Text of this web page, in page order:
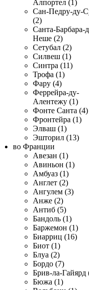
Алпортел (1)
Сан-Педру-ду-
(2)
Санта-Барбара-
Неше (2)
Сетубал (2)
Силвеш (1)
Синтра (11)
Трофа (1)
Фару (4)
Феррейра-ду-
Алентежу (1)
Фонте Санта (4)
Фронтейра (1)
Элваш (1)
Эшторил (13)
во Франции
Авезан (1)
Авиньон (1)
Амбуаз (1)
Англет (2)
Ангулем (3)
Анже (2)
Антиб (5)
Бандоль (1)
Баржемон (1)
Биарриц (16)
Биот (1)
Блуа (2)
Бордо (7)
Брив-ла-Гайярд
Бюжа (1)